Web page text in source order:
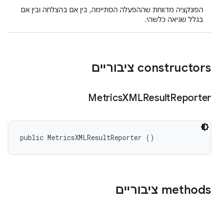
הפונקציה מדווחת שההפעלה הסתיימה, בין אם בהצלחה ובין אם
בגלל שגיאה כלשהי.
‫constructors ציבוריים
MetricsXMLResultReporter
public MetricsXMLResultReporter ()
‫methods ציבוריים